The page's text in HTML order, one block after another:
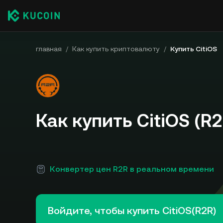
главная / Как купить криптовалюту / Купить CitiOS
Как купить CitiOS
Конвертер цен R2R в реальном времени
Войдите, чтобы купить CitiOS(R2R)